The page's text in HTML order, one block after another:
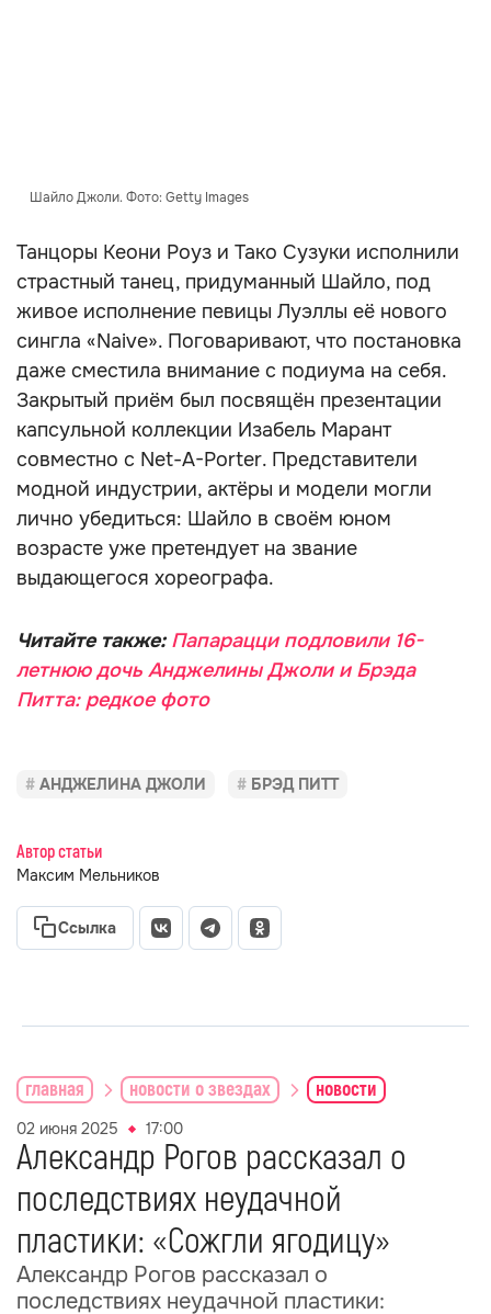
Шайло Джоли. Фото: Getty Images
Танцоры Кеони Роуз и Тако Сузуки исполнили
страстный танец, придуманный Шайло, под
живое исполнение певицы Луэллы её нового
сингла «Naive». Поговаривают, что постановка
даже сместила внимание с подиума на себя.
Закрытый приём был посвящён презентации
капсульной коллекции Изабель Марант
совместно с Net-A-Porter. Представители
модной индустрии, актёры и модели могли
лично убедиться: Шайло в своём юном
возрасте уже претендует на звание
выдающегося хореографа.
Читайте также: Папарацци подловили 16-
летнюю дочь Анджелины Джоли и Брэда
Питта: редкое фото
АНДЖЕЛИНА ДЖОЛИ БРЭД ПИТТ
Автор статьи
Максим Мельников
Ссылка
главная новости о звездах новости
02 июня 2025 17:00
Александр Рогов рассказал о
последствиях неудачной
пластики: «Сожгли ягодицу»
Александр Рогов рассказал о
последствиях неудачной пластики: